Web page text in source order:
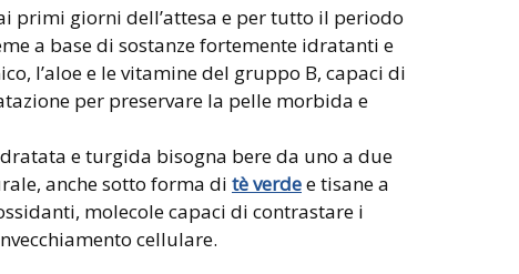
primi giorni dell’attesa e per tutto il periodo
a base di sostanze fortemente idratanti e
l’aloe e le vitamine del gruppo B, capaci di
per preservare la pelle morbida e
e turgida bisogna bere da uno a due
anche sotto forma di tè verdee tisane a
molecole capaci di contrastare i
cellulare.